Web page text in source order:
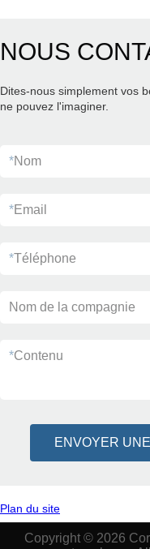
NOUS
Dites-nous simplement vos
ne pouvez l'imaginer.
*Nom
*Email
*Téléphone
Nom de la compagnie
*Contenu
ENVOYER
Plan du site
Copyright © 2026